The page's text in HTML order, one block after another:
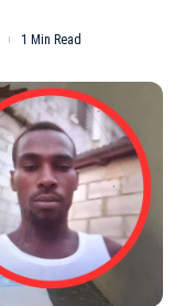
1 Min Read